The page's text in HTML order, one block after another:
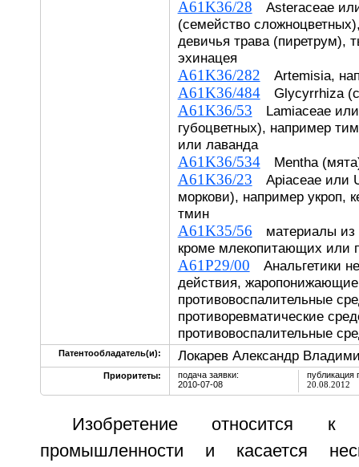
A61K36/28 Asteraceae
(семейство
девичья трава (пиретрум),
эхинацея
A61K36/282 Artemisia,
A61K36/484Glycyrrhiza
A61K36/53 Lamiaceae
губоцветных), например
или лаванда
A61K36/534Mentha
A61K36/23 Apiaceae или
моркови), например укроп,
тмин
A61K35/56 материалы из
кроме млекопитающих или
A61P29/00 Анальгетики
действия,
противовоспалительные
противоревматические
противовоспалительные
Патентообладатель(и): Локарев Александр
Приоритеты:
подача заявки:
2010-07-08
публикация
20.08.2012
Изобретение относится к
промышленности и касается